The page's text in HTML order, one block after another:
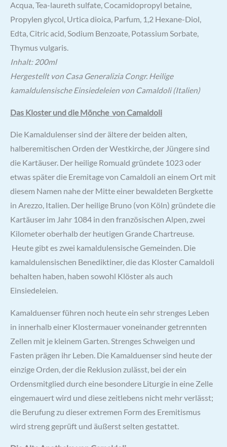
Acqua, Tea-laureth sulfate, Cocamidopropyl betaine,
Propylen glycol, Urtica dioica, Parfum, 1,2 Hexane-Diol,
Edta, Citric acid, Sodium Benzoate, Potassium Sorbate,
Thymus vulgaris.
Inhalt: 200ml
Hergestellt von Casa Generalizia Congr. Heilige
kamaldulensische Einsiedeleien von Camaldoli (Italien)
Das Kloster und die Mönche von Camaldoli
Die Kamaldulenser sind der ältere der beiden alten,
halberemitischen Orden der Westkirche, der Jüngere sind
die Kartäuser. Der heilige Romuald gründete 1023 oder
etwas später die Eremitage von Camaldoli an einem Ort mit
diesem Namen nahe der Mitte einer bewaldeten Bergkette
in Arezzo, Italien. Der heilige Bruno (von Köln) gründete die
Kartäuser im Jahr 1084 in den französischen Alpen, zwei
Kilometer oberhalb der heutigen Grande Chartreuse.
Heute gibt es zwei kamaldulensische Gemeinden. Die
kamaldulensischen Benediktiner, die das Kloster Camaldoli
behalten haben, haben sowohl Klöster als auch
Einsiedeleien.
Kamalduenser führen noch heute ein sehr strenges Leben
in innerhalb einer Klostermauer voneinander getrennten
Zellen mit je kleinem Garten. Strenges Schweigen und
Fasten prägen ihr Leben. Die Kamalduenser sind heute der
einzige Orden, der die Reklusion zulässt, bei der ein
Ordensmitglied durch eine besondere Liturgie in eine Zelle
eingemauert wird und diese zeitlebens nicht mehr verlässt;
die Berufung zu dieser extremen Form des Eremitismus
wird streng geprüft und äußerst selten gestattet.